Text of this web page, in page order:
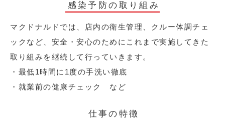
感染予防の取り組み
マクドナルドでは、店内の衛生管理、クルー体調チェ
ックなど、安全・安心のためにこれまで実施してきた
取り組みを継続して行っていきます。
・最低1時間に1度の手洗い徹底
・就業前の健康チェック など
仕事の特徴